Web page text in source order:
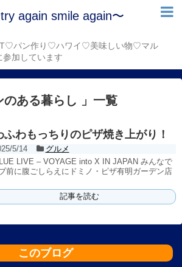
again smile again〜
パン作り♡ハワイ♡美味しい物♡マル
加しています
のある暮らし 」一覧
ふわもっちりのピザ焼き上がり！
5/14
グルメ
LIVE – VOYAGE into X IN JAPAN みんなで
前に腹ごしらえにドミノ・ピザ有明ガーデン店
記事を読む
このブログ